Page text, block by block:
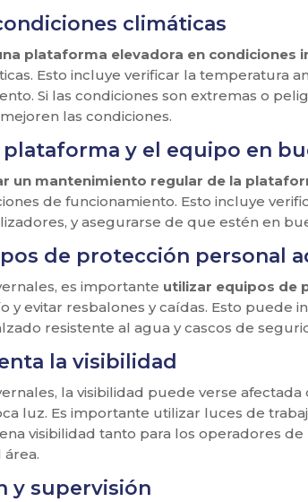
climáticas
plataforma elevadora en condiciones
Esto incluye verificar la temperatura
Si las condiciones son extremas o
las condiciones.
plataforma y el equipo en
un mantenimiento regular de la
de funcionamiento. Esto incluye
y asegurarse de que estén en
de protección personal
es importante utilizar equipos de
y evitar resbalones y caídas. Esto puede
resistente al agua y cascos de
la visibilidad
la visibilidad puede verse afectada
luz. Es importante utilizar luces de
visibilidad tanto para los operadores
y supervisión